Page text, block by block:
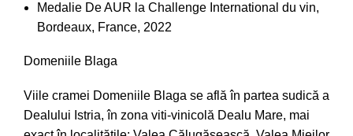
Medalie De AUR la Challenge International du vin,
Bordeaux, France, 2022
Domeniile Blaga
Viile cramei Domeniile Blaga se află în partea sudică a
Dealului Istria, în zona viti-vinicolă Dealu Mare, mai